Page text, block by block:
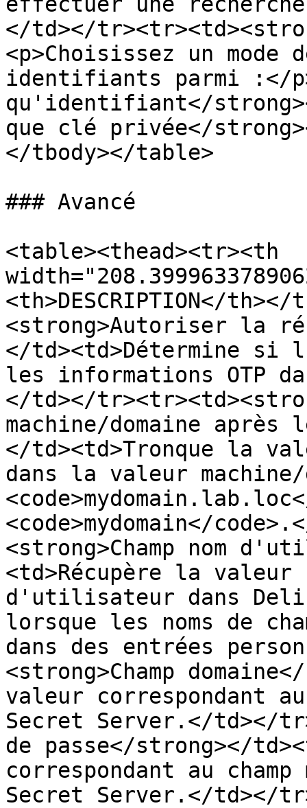
</td></
<p>Choisissez un mode
identifiants parmi :</
qu'identifiant</
que clé privée</
</tbody></table>
### Avancé
<table><thead><tr><th
<th>DESCRIPTION</
<strong>Autoriser la
</td><td>Détermine si
les informations OTP
</td></
machine/domaine
</td><td>Tronque la
dans la valeur
<code>mydomain</
<strong>Champ nom
<td>Récupère la valeur
d'utilisateur dans
lorsque les noms de
dans des entrées
<strong>Champ
valeur correspondant au
Secret Server.</td></
de passe</strong></
correspondant au
Secret Server.</td></